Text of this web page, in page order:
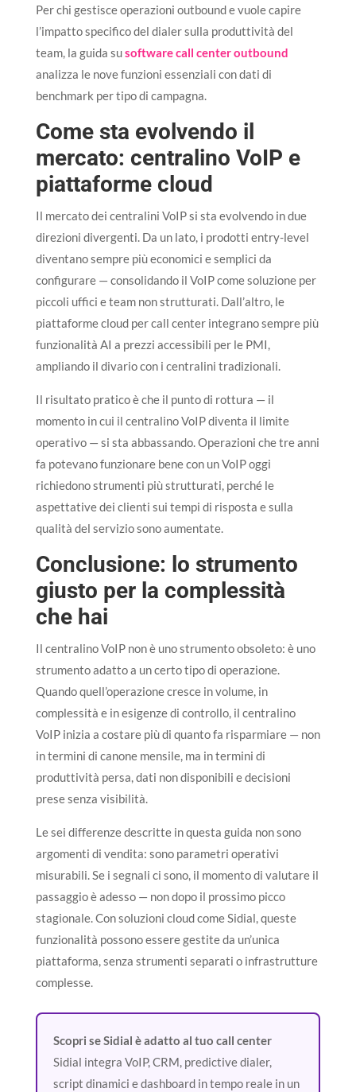
Per chi gestisce operazioni outbound e vuole capire
l’impatto specifico del dialer sulla produttività del
team, la guida susoftware call center outbound
analizza le nove funzioni essenziali con dati di
benchmark per tipo di campagna.
Come sta evolvendo il
mercato: centralino VoIP e
piattaforme cloud
Il mercato dei centralini VoIP si sta evolvendo in due
direzioni divergenti. Da un lato, i prodotti entry-level
diventano sempre più economici e semplici da
configurare — consolidando il VoIP come soluzione per
piccoli uffici e team non strutturati. Dall’altro, le
piattaforme cloud per call center integrano sempre più
funzionalità AI a prezzi accessibili per le PMI,
ampliando il divario con i centralini tradizionali.
Il risultato pratico è che il punto di rottura — il
momento in cui il centralino VoIP diventa il limite
operativo — si sta abbassando. Operazioni che tre anni
fa potevano funzionare bene con un VoIP oggi
richiedono strumenti più strutturati, perché le
aspettative dei clienti sui tempi di risposta e sulla
qualità del servizio sono aumentate.
Conclusione: lo strumento
giusto per la complessità
che hai
Il centralino VoIP non è uno strumento obsoleto: è uno
strumento adatto a un certo tipo di operazione.
Quando quell’operazione cresce in volume, in
complessità e in esigenze di controllo, il centralino
VoIP inizia a costare più di quanto fa risparmiare — non
in termini di canone mensile, ma in termini di
produttività persa, dati non disponibili e decisioni
prese senza visibilità.
Le sei differenze descritte in questa guida non sono
argomenti di vendita: sono parametri operativi
misurabili. Se i segnali ci sono, il momento di valutare il
passaggio è adesso — non dopo il prossimo picco
stagionale. Con soluzioni cloud come Sidial, queste
funzionalità possono essere gestite da un’unica
piattaforma, senza strumenti separati o infrastrutture
complesse.
Scopri se Sidial è adatto al tuo call center
Sidial integra VoIP, CRM, predictive dialer,
script dinamici e dashboard in tempo reale in un